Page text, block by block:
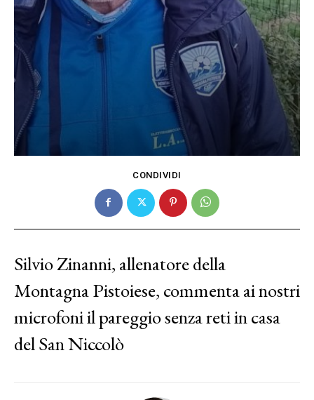
CONDIVIDI
Silvio Zinanni, allenatore della
Montagna Pistoiese, commenta ai nostri
microfoni il pareggio senza reti in casa
del San Niccolò